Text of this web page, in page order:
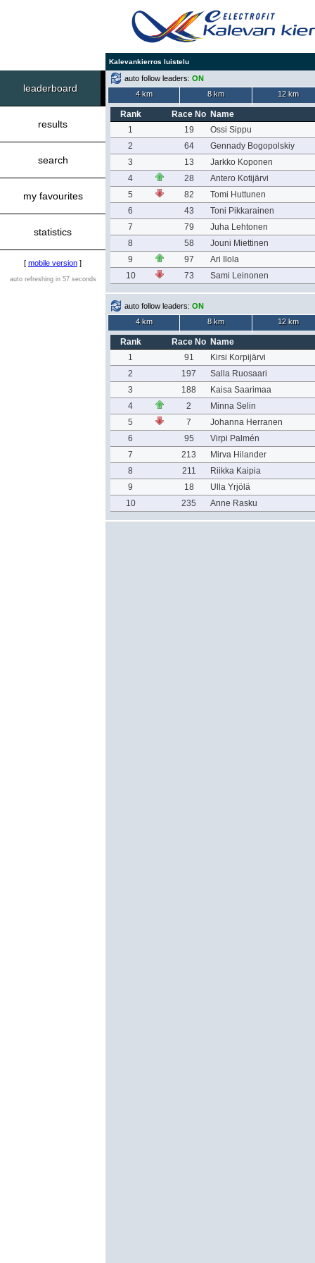
Kalevankierros luistelu
leaderboard
results
search
my favourites
statistics
[ mobile version ]
auto refreshing in 57 seconds
auto follow leaders: ON
4 km
8 km 12 km
Rank Race No Name
1
19
Ossi Sippu
2
64
Gennady Bogopolskiy
3
13
Jarkko Koponen
4
28
Antero Kotijärvi
5
82
Tomi Huttunen
6
43
Toni Pikkarainen
7
79
Juha Lehtonen
8
58
Jouni Miettinen
9
97
Ari Ilola
10
73 Sami Leinonen
auto follow leaders: ON
4 km
8 km 12 km
Rank Race No Name
1
91
Kirsi Korpijärvi
2
197
Salla Ruosaari
3
188
Kaisa Saarimaa
4
2
Minna Selin
5
7
Johanna Herranen
6
95
Virpi Palmén
7
213
Mirva Hilander
8
211
Riikka Kaipia
9
18
Ulla Yrjölä
10
235 Anne Rasku